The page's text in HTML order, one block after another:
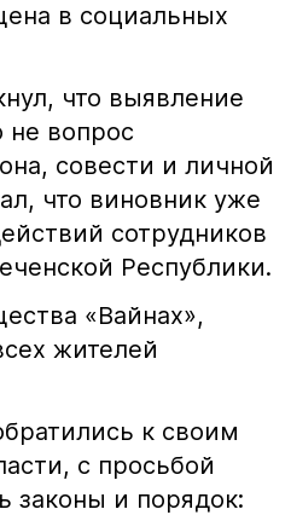
в социальных
что выявление
вопрос
совести и личной
что виновник уже
сотрудников
Республики.
«Вайнах»,
жителей
к своим
с просьбой
законы и порядок: